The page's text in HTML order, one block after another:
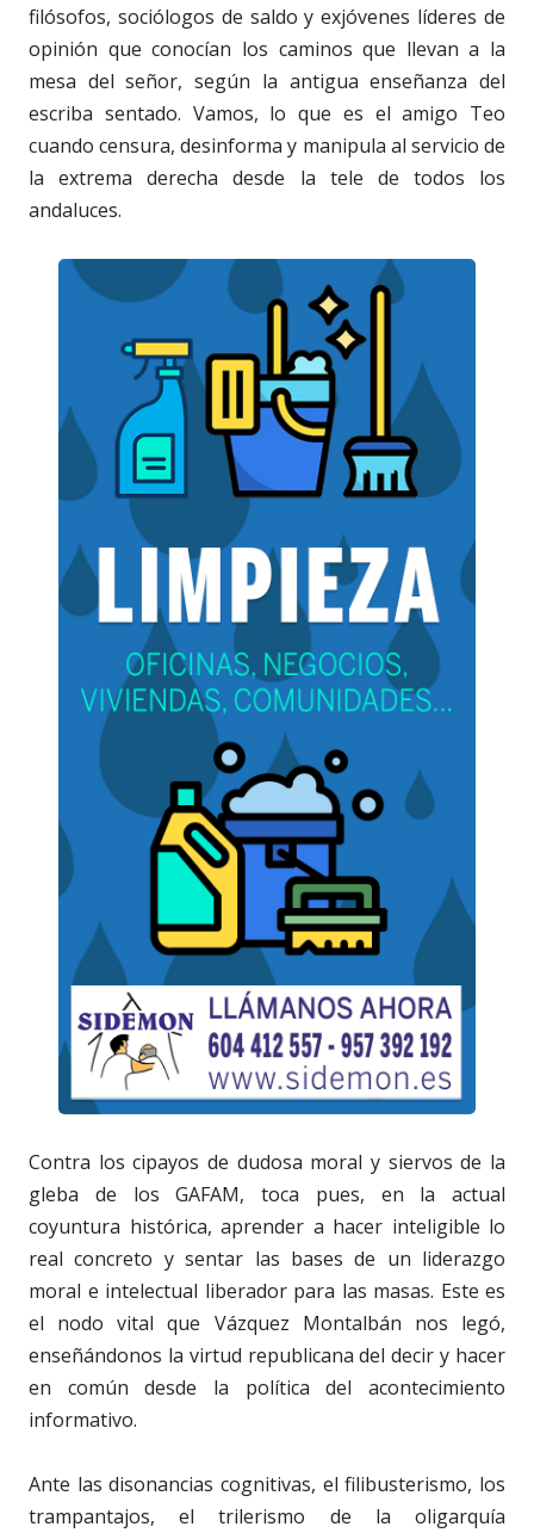
filósofos, sociólogos de saldo y exjóvenes líderes de
opinión que conocían los caminos que llevan a la
mesa del señor, según la antigua enseñanza del
escriba sentado. Vamos, lo que es el amigo Teo
cuando censura, desinforma y manipula al servicio de
la extrema derecha desde la tele de todos los
andaluces.
Contra los cipayos de dudosa moral y siervos de la
gleba de los GAFAM, toca pues, en la actual
coyuntura histórica, aprender a hacer inteligible lo
real concreto y sentar las bases de un liderazgo
moral e intelectual liberador para las masas. Este es
el nodo vital que Vázquez Montalbán nos legó,
enseñándonos la virtud republicana del decir y hacer
en común desde la política del acontecimiento
informativo.
Ante las disonancias cognitivas, el filibusterismo, los
trampantajos, el trilerismo de la oligarquía